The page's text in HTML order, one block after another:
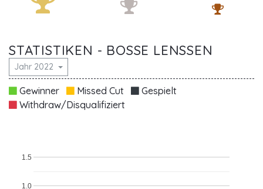
STATISTIKEN - BOSSE LENSSEN
Jahr 2022
Gewinner Missed Cut
Gespielt
Withdraw/Disqualifiziert
1.0
1.5